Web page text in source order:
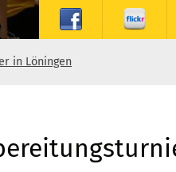
in Löningen